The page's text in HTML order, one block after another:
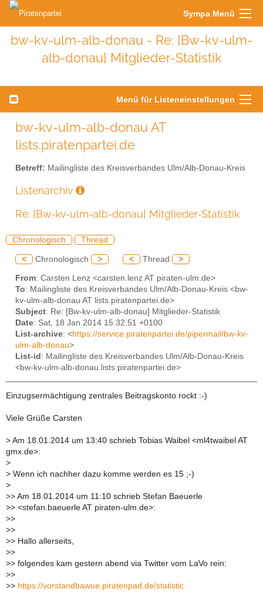
Sympa Menü
bw-kv-ulm-alb-donau - Re: [Bw-kv-ulm-
alb-donau] Mitglieder-Statistik
Menü für Listeneinstellungen
bw-kv-ulm-alb-donau AT
lists.piratenpartei.de
Betreff: Mailingliste des Kreisverbandes Ulm/Alb-Donau-Kreis
Listenarchiv
Re: [Bw-kv-ulm-alb-donau] Mitglieder-Statistik
Chronologisch Thread
< Chronologisch > < Thread >
From: Carsten Lenz <carsten.lenz AT piraten-ulm.de>
To: Mailingliste des Kreisverbandes Ulm/Alb-Donau-Kreis <bw-
kv-ulm-alb-donau AT lists.piratenpartei.de>
Subject: Re: [Bw-kv-ulm-alb-donau] Mitglieder-Statistik
Date: Sat, 18 Jan 2014 15:32:51 +0100
List-archive: <https://service.piratenpartei.de/pipermail/bw-kv-
ulm-alb-donau>
List-id : Mailingliste des Kreisverbandes Ulm/Alb-Donau-Kreis
<bw-kv-ulm-alb-donau.lists.piratenpartei.de>
Einzugsermächtigung zentrales Beitragskonto rockt :-)
Viele Grüße Carsten
> Am 18.01.2014 um 13:40 schrieb Tobias Waibel <ml4twaibel AT
gmx.de>:
>
> Wenn ich nachher dazu komme werden es 15 ;-)
>
>> Am 18.01.2014 um 11:10 schrieb Stefan Baeuerle
>> <stefan.baeuerle AT piraten-ulm.de>:
>>
>>
>> Hallo allerseits,
>>
>> folgendes kam gestern abend via Twitter vom LaVo rein:
>>
>> https://vorstandbawue.piratenpad.de/statistic